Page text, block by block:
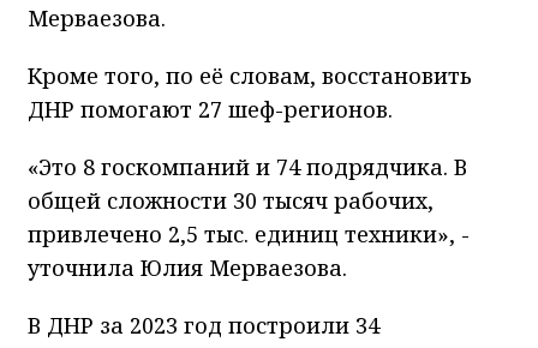
Мерваезова.
Кроме того, по её словам, восстановить
ДНР помогают 27 шеф-регионов.
«Это 8 госкомпаний и 74 подрядчика. В
общей сложности 30 тысяч рабочих,
привлечено 2,5 тыс. единиц техники», -
уточнила Юлия Мерваезова.
В ДНР за 2023 год построили 34